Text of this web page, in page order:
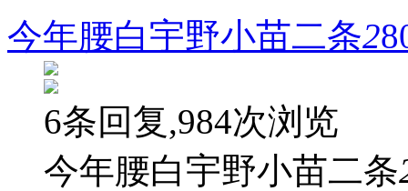
今年腰白宇野小苗二条2
6条回复,984次浏览
今年腰白宇野小苗二条